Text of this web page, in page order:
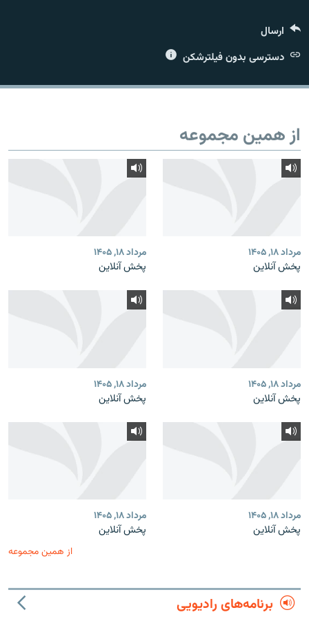
زبان‌های دیگر
ارسال
دسترسی بدون فیلترشکن
از همین مجموعه
مرداد ۱۸, ۱۴۰۵
پخش آنلاین
مرداد ۱۸, ۱۴۰۵
پخش آنلاین
مرداد ۱۸, ۱۴۰۵
پخش آنلاین
مرداد ۱۸, ۱۴۰۵
پخش آنلاین
مرداد ۱۸, ۱۴۰۵
پخش آنلاین
مرداد ۱۸, ۱۴۰۵
پخش آنلاین
از همین مجموعه
برنامه‌های رادیویی